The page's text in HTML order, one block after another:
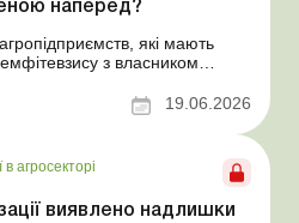
наперед?
які мають
з власником
користування земельною
власнику наперед за декілька
емфітевтом і власник...
19.06.2026
в агросекторі
виявлено надлишки